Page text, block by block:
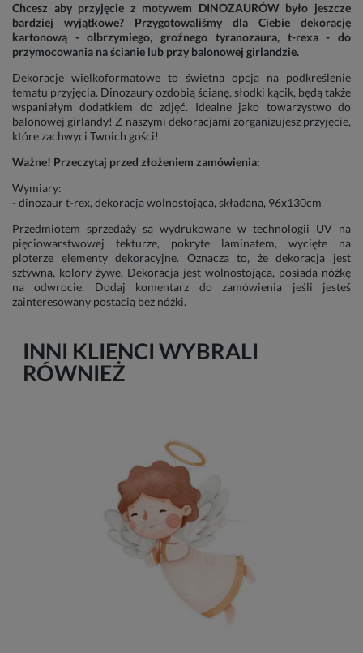
Chcesz aby przyjęcie z motywem DINOZAURÓW było jeszcze
bardziej wyjątkowe? Przygotowaliśmy dla Ciebie dekorację
kartonową - olbrzymiego, groźnego tyranozaura, t-rexa - do
przymocowania na ścianie lub przy balonowej girlandzie.
Dekoracje wielkoformatowe to świetna opcja na podkreślenie
tematu przyjęcia. Dinozaury ozdobią ścianę, słodki kącik, będą także
wspaniałym dodatkiem do zdjęć. Idealne jako towarzystwo do
balonowej girlandy! Z naszymi dekoracjami zorganizujesz przyjęcie,
które zachwyci Twoich gości!
Ważne! Przeczytaj przed złożeniem zamówienia:
Wymiary:
- dinozaur t-rex, dekoracja wolnostojąca, składana, 96x130cm
Przedmiotem sprzedaży są wydrukowane w technologii UV na
pięciowarstwowej tekturze, pokryte laminatem, wycięte na
ploterze elementy dekoracyjne. Oznacza to, że dekoracja jest
sztywna, kolory żywe. Dekoracja jest wolnostojąca, posiada nóżkę
na odwrocie. Dodaj komentarz do zamówienia jeśli jesteś
zainteresowany postacią bez nóżki.
INNI KLIENCI WYBRALI
RÓWNIEŻ